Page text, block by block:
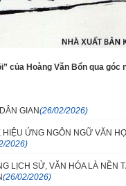
của Hoàng Văn Bổn qua góc
GIAN(26/02/2026)
HIỆU ỨNG NGÔN NGỮ VĂN
2026)
LỊCH SỬ, VĂN HÓA LÀ NỀN
(26/02/2026)